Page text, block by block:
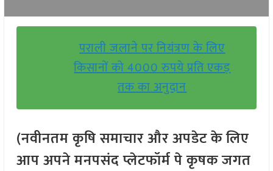
पराली जलाने पर नियंत्रण के लिए
किसानों को 4000 रुपये प्रति एकड़
तक का अनुदान
(नवीनतम कृषि समाचार और अपडेट के लिए
आप अपने मनपसंद प्लेटफॉर्म पे कृषक जगत